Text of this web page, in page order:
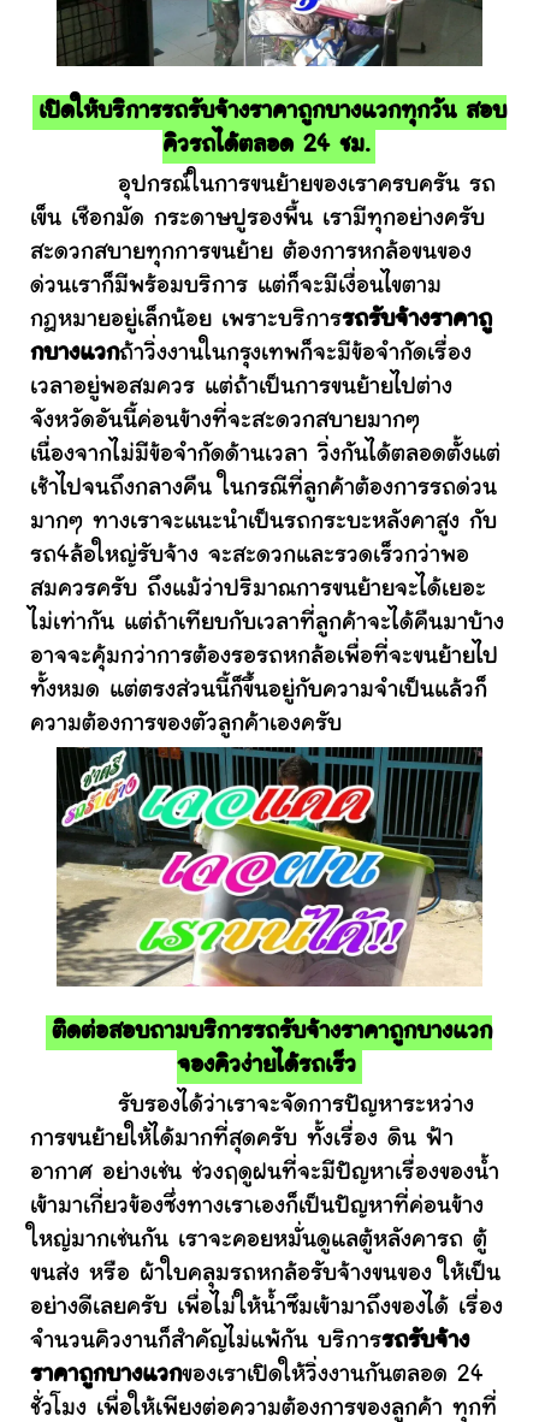
เปิดให้บริการรถรับจ้างราคาถูกบางแวกทุกวัน สอบ
คิวรถได้ตลอด 24 ชม.
อุปกรณ์ในการขนย้ายของเราครบครัน รถ
เข็น เชือกมัด กระดาษปูรองพื้น เรามีทุกอย่างครับ
สะดวกสบายทุกการขนย้าย ต้องการหกล้อขนของ
ด่วนเราก็มีพร้อมบริการ แต่ก็จะมีเงื่อนไขตาม
กฎหมายอยู่เล็กน้อย เพราะบริการรถรับจ้างราคาถู
กบางแวกถ้าวิ่งงานในกรุงเทพก็จะมีข้อจำกัดเรื่อง
เวลาอยู่พอสมควร แต่ถ้าเป็นการขนย้ายไปต่าง
จังหวัดอันนี้ค่อนข้างที่จะสะดวกสบายมากๆ
เนื่องจากไม่มีข้อจำกัดด้านเวลา วิ่งกันได้ตลอดตั้งแต่
เช้าไปจนถึงกลางคืน ในกรณีที่ลูกค้าต้องการรถด่วน
มากๆ ทางเราจะแนะนำเป็นรถกระบะหลังคาสูง กับ
รถ4ล้อใหญ่รับจ้าง จะสะดวกและรวดเร็วกว่าพอ
สมควรครับ ถึงแม้ว่าปริมาณการขนย้ายจะได้เยอะ
ไม่เท่ากัน แต่ถ้าเทียบกับเวลาที่ลูกค้าจะได้คืนมาบ้าง
อาจจะคุ้มกว่าการต้องรอรถหกล้อเพื่อที่จะขนย้ายไป
ทั้งหมด แต่ตรงส่วนนี้ก็ขึ้นอยู่กับความจำเป็นแล้วก็
ความต้องการของตัวลูกค้าเองครับ
ติดต่อสอบถามบริการรถรับจ้างราคาถูกบางแวก
จองคิวง่ายได้รถเร็ว
รับรองได้ว่าเราจะจัดการปัญหาระหว่าง
การขนย้ายให้ได้มากที่สุดครับ ทั้งเรื่อง ดิน ฟ้า
อากาศ อย่างเช่น ช่วงฤดูฝนที่จะมีปัญหาเรื่องของน้ำ
เข้ามาเกี่ยวข้องซึ่งทางเราเองก็เป็นปัญหาที่ค่อนข้าง
ใหญ่มากเช่นกัน เราจะคอยหมั่นดูแลตู้หลังคารถ ตู้
ขนส่ง หรือ ผ้าใบคลุมรถหกล้อรับจ้างขนของ ให้เป็น
อย่างดีเลยครับ เพื่อไม่ให้น้ำซึมเข้ามาถึงของได้ เรื่อง
จำนวนคิวงานก็สำคัญไม่แพ้กัน บริการรถรับจ้าง
ราคาถูกบางแวกของเราเปิดให้วิ่งงานกันตลอด 24
ชั่วโมง เพื่อให้เพียงต่อความต้องการของลูกค้า ทุกที่